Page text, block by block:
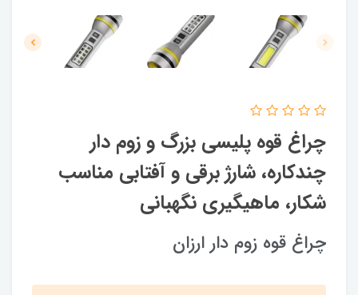
چراغ قوه پلیسی بزرگ و زوم دار
چندکاره، شارژ برقی و آفتابی مناسب
شکار، ماهیگیری نگهبانی
چراغ قوه زوم دار ارزان